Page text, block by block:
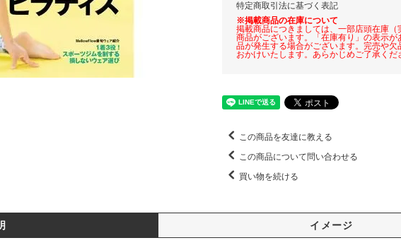
特定商取引法に基づく表記
※掲載商品の在庫について
掲載商品につきましては、一部店頭在庫（
商品がございます。「在庫有り」の表示が
品が発生する場合がございます。完売や欠
おかけいたします。あらかじめご了承くだ
この商品を友達に教える
この商品について問い合わせる
買い物を続ける
イメージ